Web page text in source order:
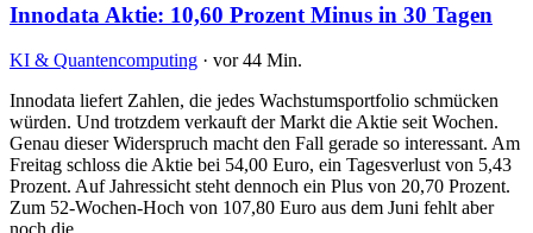
Innodata Aktie: 10,60 Prozent Minus in 30 Tagen
KI & Quantencomputing · vor 44 Min.
Innodata liefert Zahlen, die jedes Wachstumsportfolio schmücken
würden. Und trotzdem verkauft der Markt die Aktie seit Wochen.
Genau dieser Widerspruch macht den Fall gerade so interessant. Am
Freitag schloss die Aktie bei 54,00 Euro, ein Tagesverlust von 5,43
Prozent. Auf Jahressicht steht dennoch ein Plus von 20,70 Prozent.
Zum 52-Wochen-Hoch von 107,80 Euro aus dem Juni fehlt aber